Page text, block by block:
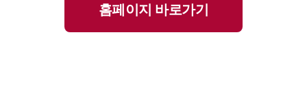
홈페이지 바로가기